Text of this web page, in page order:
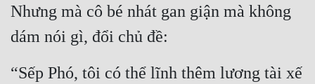
Dị Giới
Dị Năng
Nhưng mà cô bé nhát gan giận mà không
dám nói gì, đổi chủ đề:
“Sếp Phó, tôi có thể lĩnh thêm lương tài xế